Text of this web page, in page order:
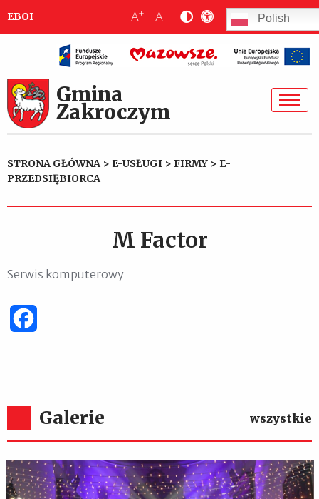
EBOI A+ A- Polish
Gmina
Zakroczym
STRONA GŁÓWNA > E-USŁUGI > FIRMY > E-
PRZEDSIĘBIORCA
M Factor
Serwis komputerowy
Galerie wszystkie